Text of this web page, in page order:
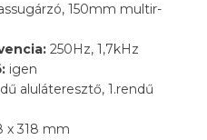
150mm multir-
250Hz, 1,7kHz
igen
aluláteresztő, 1.rendű
x 318 mm